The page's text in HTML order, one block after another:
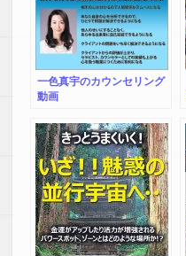
一色真宇のカウンセリング
動画